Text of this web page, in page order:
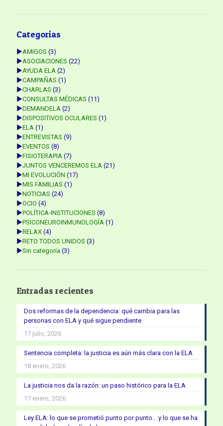
Categorías
►AMIGOS (3)
►ASOCIACIONES (22)
►AYUDA ELA (2)
►CAMPAÑAS (1)
►CHARLAS (3)
►CONSULTAS MÉDICAS (11)
►DEMANDELA (2)
►DISPOSITIVOS OCULARES (1)
►ELA (1)
►ENTREVISTAS (9)
►EVENTOS (8)
►FISIOTERAPIA (7)
►JUNTOS VENCEREMOS ELA (21)
►MI EVOLUCIÓN (17)
►MIS FAMILIAS (1)
►NOTICIAS (24)
►OCIO (4)
►POLÍTICA-INSTITUCIONES (8)
►PSICONEUROINMUNOLOGÍA (1)
►RELAX (4)
►RETO TODOS UNIDOS (3)
►Sin categoría (3)
Entradas recientes
Dos reformas de la dependencia: qué cambia para las
personas con ELA y qué sigue pendiente
17 julio, 2026
Sentencia completa: la justicia es aún más clara con la ELA
18 enero, 2026
La justicia nos da la razón: un paso histórico para la ELA
17 enero, 2026
Ley ELA: lo que se prometió punto por punto… y lo que se ha